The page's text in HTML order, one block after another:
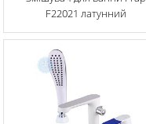
F22021 латунний